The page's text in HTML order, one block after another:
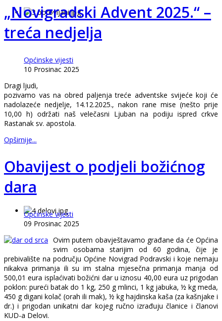
„Novigradski Advent 2025.“ –
treća nedjelja
Općinske vijesti
10 Prosinac 2025
Dragi ljudi,
pozivamo vas na obred paljenja treće adventske svijeće koji će
nadolazeće nedjelje, 14.12.2025., nakon rane mise (nešto prije
10,00 h) održati naš velečasni Ljuban na podiju ispred crkve
Rastanak sv. apostola.
Opširnije...
Obavijest o podjeli božićnog
dara
Općinske vijesti
09 Prosinac 2025
Ovim putem obavještavamo građane da će Općina
svim osobama starijim od 60 godina, čije je
prebivalište na području Općine Novigrad Podravski i koje nemaju
nikakva primanja ili su im stalna mjesečna primanja manja od
500,01 eura isplaćivati božićni dar u iznosu 40,00 eura uz prigodan
poklon: pureći batak do 1 kg, 250 g mlinci, 1 kg jabuka, ½ kg meda,
450 g digani kolač (orah ili mak), ½ kg hajdinska kaša (za kašnjake i
dr.) i prigodan unikatni dar kojeg ručno izrađuju članice i članovi
KUD-a Delovi.